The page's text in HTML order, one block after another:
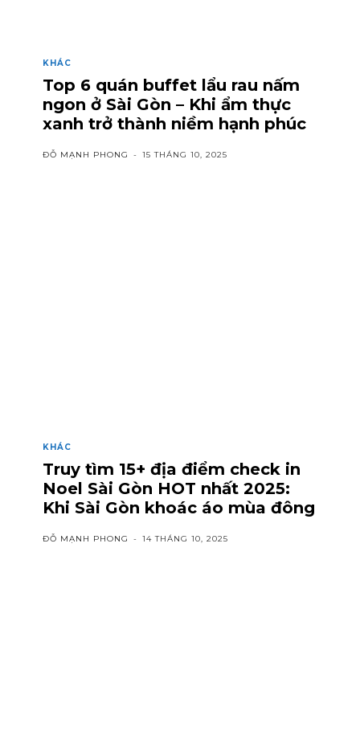
KHÁC
Top 6 quán buffet lẩu rau nấm
ngon ở Sài Gòn – Khi ẩm thực
xanh trở thành niềm hạnh phúc
ĐỖ MẠNH PHONG - 15 THÁNG 10, 2025
KHÁC
Truy tìm 15+ địa điểm check in
Noel Sài Gòn HOT nhất 2025:
Khi Sài Gòn khoác áo mùa đông
ĐỖ MẠNH PHONG - 14 THÁNG 10, 2025